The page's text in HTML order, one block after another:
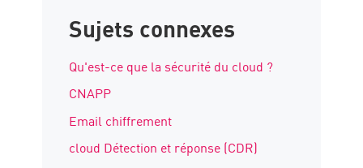
Sujets connexes
Qu'est-ce que la sécurité du cloud ?
CNAPP
Email chiffrement
cloud Détection et réponse (CDR)